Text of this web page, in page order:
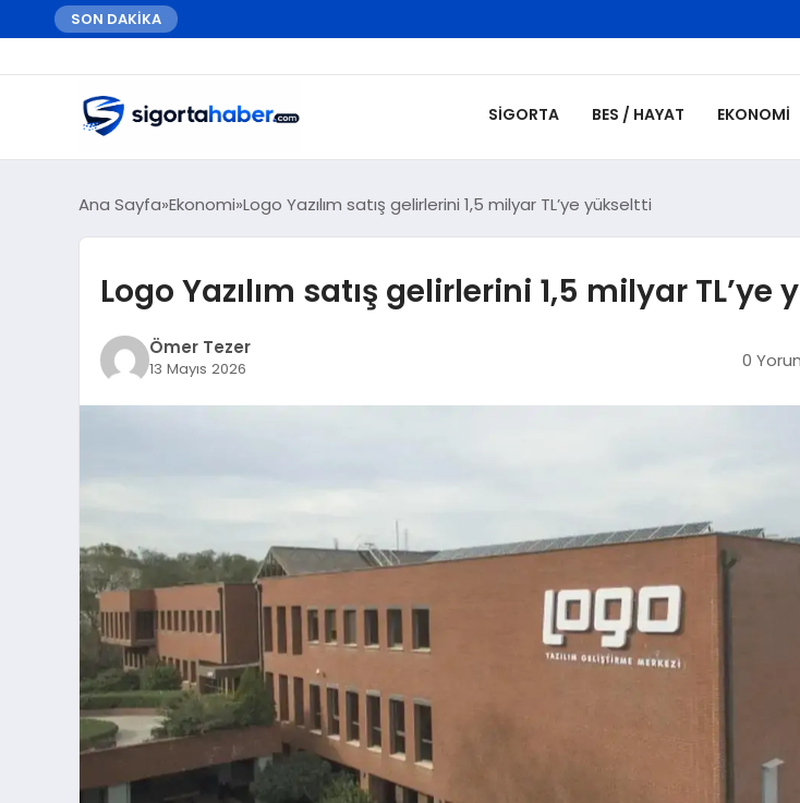
SON DAKİKA
SIGORTA BES / HAYAT EKONOMI
Ana Sayfa Ekonomi Logo Yazılım satış gelirlerini 1,5 milyar TL’ye yükseltti
Logo Yazılım satış gelirlerini 1,5 milyar TL’ye
Ömer Tezer
13 Mayıs 2026 0